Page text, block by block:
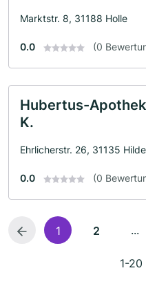
Marktstr. 8, 31188 Holle
0.0 (0
Hubertus-
K.
Ehrlicherstr. 26, 31135
0.0 (0
1 2 ...
1-